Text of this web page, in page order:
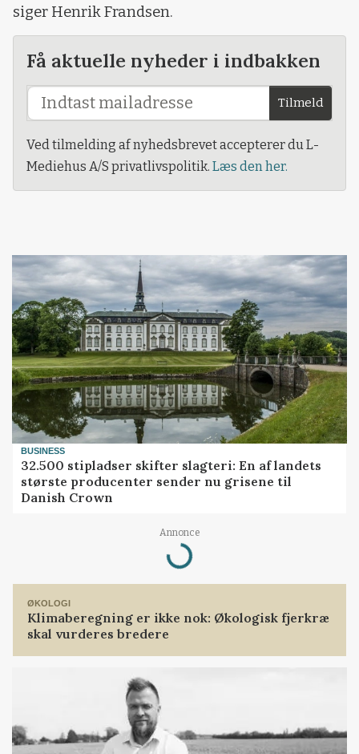
siger Henrik Frandsen.
Få aktuelle nyheder i indbakken
Tilmeld
Ved tilmelding af nyhedsbrevet accepterer du L-
Mediehus A/S privatlivspolitik. Læs den her.
BUSINESS
32.500 stipladser skifter slagteri: En af landets
største producenter sender nu grisene til
Danish Crown
Annonce
Loading...
ØKOLOGI
Klimaberegning er ikke nok: Økologisk fjerkræ
skal vurderes bredere